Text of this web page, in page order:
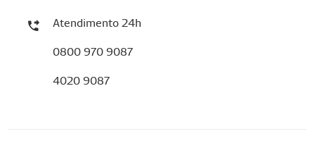
Atendimento 24h
0800 970 9087
4020 9087